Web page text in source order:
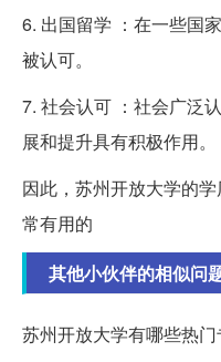
6. 出国留学 ：在一些国
被认可。
7. 社会认可 ：社会广泛
展和提升具有积极作用。
因此，苏州开放大学的
常有用的
其他小伙伴的相似问
苏州开放大学有哪些热门